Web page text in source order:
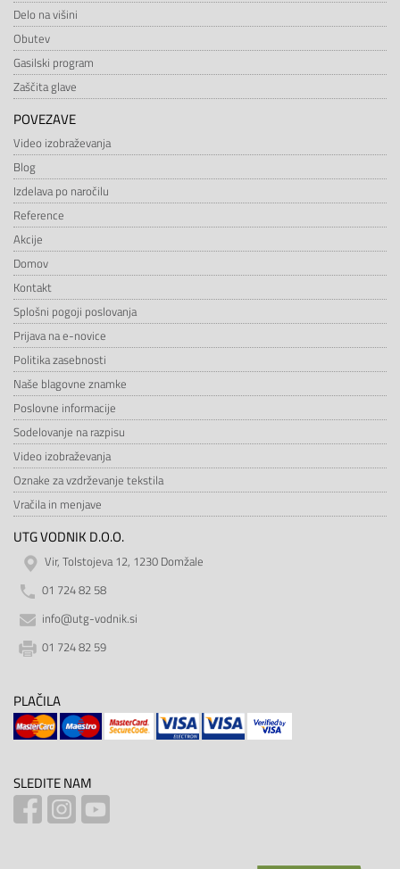
Delo na višini
Obutev
Gasilski program
Zaščita glave
POVEZAVE
Video izobraževanja
Blog
Izdelava po naročilu
Reference
Akcije
Domov
Kontakt
Splošni pogoji poslovanja
Prijava na e-novice
Politika zasebnosti
Naše blagovne znamke
Poslovne informacije
Sodelovanje na razpisu
Video izobraževanja
Oznake za vzdrževanje tekstila
Vračila in menjave
UTG VODNIK D.O.O.
Vir, Tolstojeva 12, 1230 Domžale
01 724 82 58
info@utg-vodnik.si
01 724 82 59
PLAČILA
SLEDITE NAM